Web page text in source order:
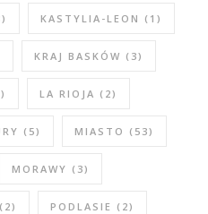
KASTYLIA-LEON (1)
KRAJ BASKÓW (3)
LA RIOJA (2)
(5) MIASTO (53)
MORAWY (3)
(2) PODLASIE (2)